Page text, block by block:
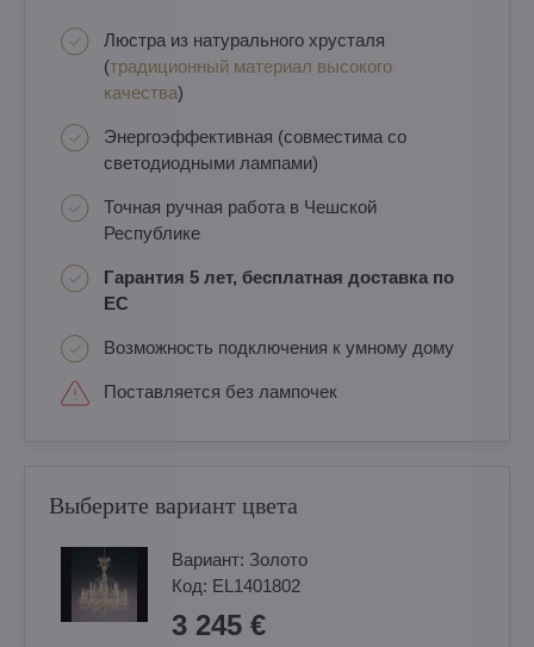
Люстра из натурального хрусталя
(традиционный материал высокого
качества)
Энергоэффективная (совместима со
светодиодными лампами)
Точная ручная работа в Чешской
Республике
Гарантия 5 лет, бесплатная доставка по
ЕС
Возможность подключения к умному дому
Поставляется без лампочек
Выберите вариант цвета
Вариант: Золотo
Код: EL1401802
3 245 €